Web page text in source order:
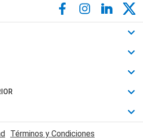
Términos y Condiciones